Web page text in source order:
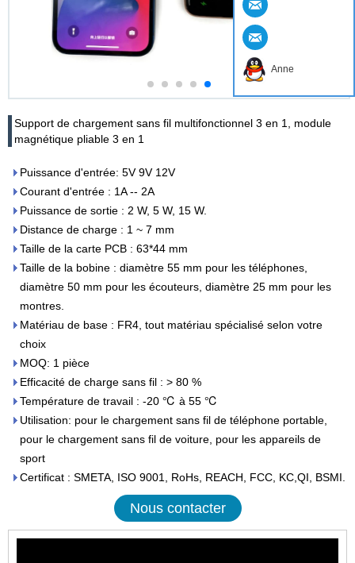
Support de chargement sans fil multifonctionnel 3 en 1, module
magnétique pliable 3 en 1
Puissance d'entrée: 5V 9V 12V
Courant d'entrée : 1A -- 2A
Puissance de sortie : 2 W, 5 W, 15 W.
Distance de charge : 1 ~ 7 mm
Taille de la carte PCB : 63*44 mm
Taille de la bobine : diamètre 55 mm pour les téléphones,
diamètre 50 mm pour les écouteurs, diamètre 25 mm pour les
montres.
Matériau de base : FR4, tout matériau spécialisé selon votre
choix
MOQ: 1 pièce
Efficacité de charge sans fil : > 80 %
Température de travail : -20 ℃ à 55 ℃
Utilisation: pour le chargement sans fil de téléphone portable,
pour le chargement sans fil de voiture, pour les appareils de
sport
Certificat : SMETA, ISO 9001, RoHs, REACH, FCC, KC,QI, BSMI.
Nous contacter
Anne